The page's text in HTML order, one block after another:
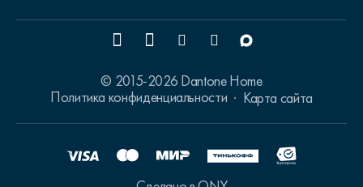
© 2015-2026 Dantone Home
Политика конфиденциальности
Карта сайта